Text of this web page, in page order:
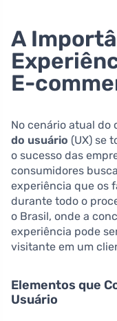
A
E-
No cenário atual do
do usuário (UX) se
o sucesso das
consumidores
experiência que os
durante todo o
o Brasil, onde a
experiência pode
visitante em um
Elementos que
Usuário